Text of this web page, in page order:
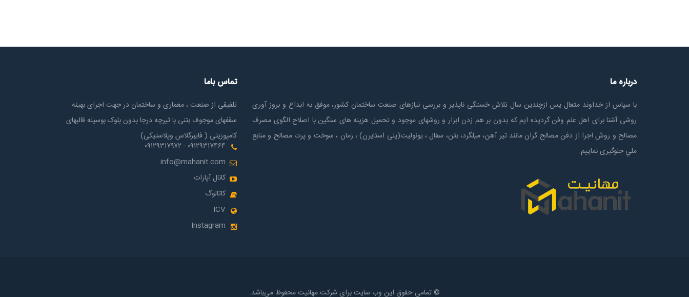
درباره ما
با سپاس از خداوند متعال پس ازچندين سال تلاش خستگی ناپذير و بررسی نیازهای صنعت ساختمان كشور، موفق به ابداع و بروز آوری
روشی آشنا برای اهل علم وفن گردیده ایم که بدون بر هم زدن ابزار و روشهای موجود و تحمیل هزینه های سنگین با اصلاح الگوی مصرف
مصالح و روش اجرا از دفن مصالح گران مانند تیر آهن، میلگرد، بتن، سفال ، یونولیت(پلی استايرن) ، زمان ، سوخت و پرت مصالح و منابع
ملي جلوگیری نماییم.
تماس باما
تلفیقی از صنعت ، معماری و ساختمان در جهت اجرای بهینه
سقفهای موجوف بتنی با تیرچه درجا بدون بلوک بوسیله قالبهای
کامپوزیتی ( فایبرگلاس وپلاستیکی)
۰۹۱۲۹۳۱۷۴۶۴ - ۰۹۱۲۹۳۱۷۹۷۲
info@mahanit.com
کانال آپارات
کاتالوگ
ICV
Instagram
© تمامی حقوق این وب سایت برای شرکت مهانیت محفوظ می‌باشد.